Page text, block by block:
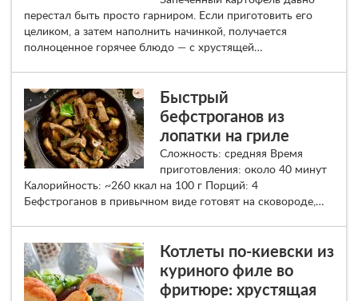
перестал быть просто гарниром. Если приготовить его
целиком, а затем наполнить начинкой, получается
полноценное горячее блюдо — с хрустящей…
Быстрый
бефстроганов из
лопатки на гриле
Сложность: средняя Время
приготовления: около 40 минут
Калорийность: ~260 ккал на 100 г Порций: 4
Бефстроганов в привычном виде готовят на сковороде,…
Котлеты по-киевски из
куриного филе во
фритюре: хрустящая